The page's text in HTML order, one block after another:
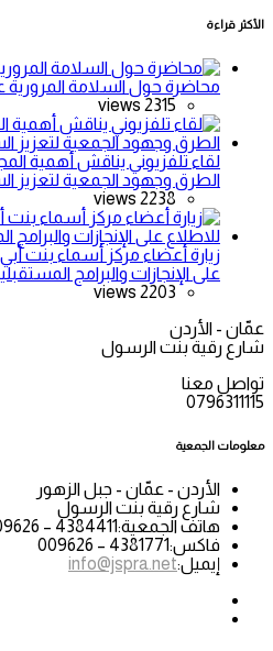
الأكثر قراءة
محاضرة حول السلامة
2315 views
لقاء تلفزيوني يناقش أهمية
الطرق وجهود الجمعية لتعزيز
2238 views
زيارة أعضاء مركز أسماء بنت
على الإنجازات والبرامج
2203 views
عمّان - الأردن
شارع رقية بنت الرسول
تواصل معنا
0796311115
معلومات الجمعية
الأردن - عمّان - جبل الزهور
شارع رقية بنت الرسول
هاتف الجمعية:4384411 – 009626
فاكس:4381771 – 009626
إيميل:info@jspra.net